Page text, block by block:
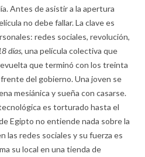
Antes de asistir a la apertura
no debe fallar. La clave es
redes sociales, revolución,
días, una película colectiva que
que terminó con los treinta
del gobierno. Una joven se
mesiánica y sueña con casarse.
es torturado hasta el
Egipto no entiende nada sobre la
las redes sociales y su fuerza es
su local en una tienda de